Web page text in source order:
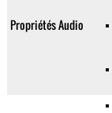
Propriétés Audio